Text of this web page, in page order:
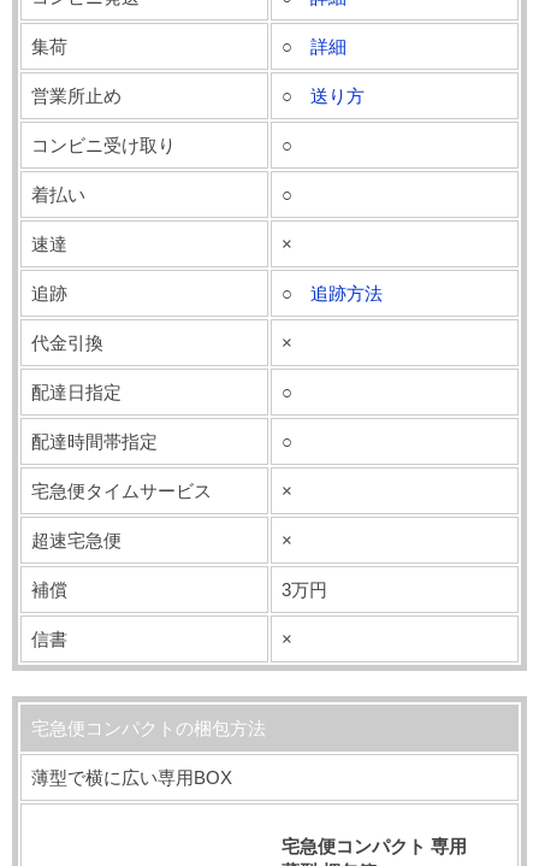
集荷 ○ 詳細
営業所止め ○ 送り方
コンビニ受け取り ○
着払い ○
速達 ×
追跡 ○ 追跡方法
代金引換 ×
配達日指定 ○
配達時間帯指定 ○
宅急便タイムサービス ×
超速宅急便 ×
補償 3万円
信書 ×
宅急便コンパクトの梱包方法
薄型で横に広い専用BOX
宅急便コンパクト 専用